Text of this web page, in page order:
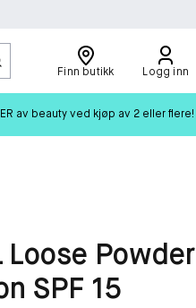
Finn butikk Logg inn
av beauty ved kjøp av 2 eller flere!
Loose Powder
SPF 15